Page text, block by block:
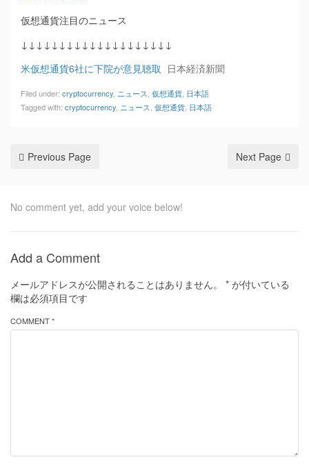
仮想通貨注目のニュース
↓↓↓↓↓↓↓↓↓↓↓↓↓↓↓↓↓↓↓↓
米仮想通貨6社に下院が意見聴取 日本経済新聞
Filed under: cryptocurrency ニュース 仮想通貨 日本語
Tagged with: cryptocurrency ニュース 仮想通貨 日本語
Previous Page Next Page
No comment yet, add your voice below!
Add a Comment
メールアドレスが公開されることはありません。 * が付いている
欄は必須項目です
COMMENT *